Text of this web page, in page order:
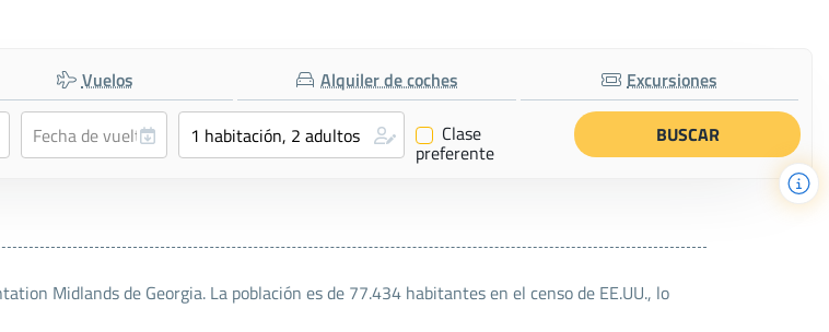
Vuelos Alquiler de coches Excursiones
✔ Clase
preferente
Midlands de Georgia. La población es de 77.434 habitantes en el censo de EE.UU., lo